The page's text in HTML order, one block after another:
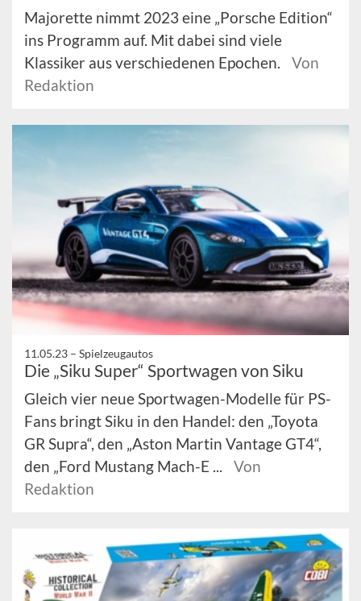
Majorette nimmt 2023 eine „Porsche Edition“
ins Programm auf. Mit dabei sind viele
Klassiker aus verschiedenen Epochen.
Von
Redaktion
11.05.23 – Spielzeugautos
Die „Siku Super“ Sportwagen von Siku
Gleich vier neue Sportwagen-Modelle für PS-
Fans bringt Siku in den Handel: den „Toyota
GR Supra“, den „Aston Martin Vantage GT4“,
den „Ford Mustang Mach-E ...
Von
Redaktion